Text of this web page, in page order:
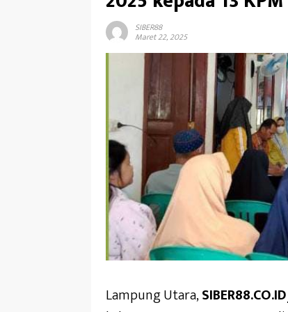
SIBER88
Maret 22, 2025
Lampung Utara,